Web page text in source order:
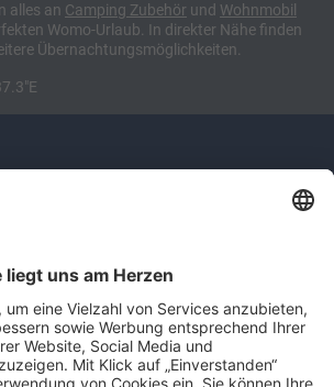
alles an Camping Zubehör und Wohnmobil
Womo-Urlaub. In direkter Nähe finden
Übernachtungsmöglichkeiten.
auf
anmelden und
für unseren Online-